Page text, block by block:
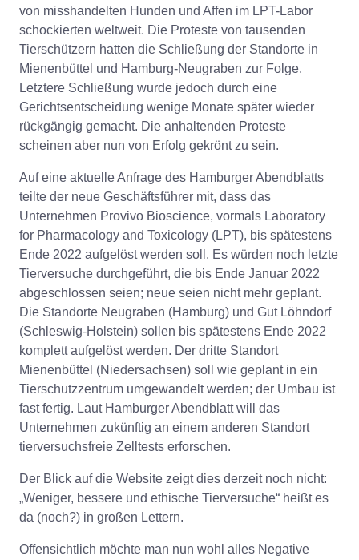
von misshandelten Hunden und Affen im LPT-Labor
schockierten weltweit. Die Proteste von tausenden
Tierschützern hatten die Schließung der Standorte in
Mienenbüttel und Hamburg-Neugraben zur Folge.
Letztere Schließung wurde jedoch durch eine
Gerichtsentscheidung wenige Monate später wieder
rückgängig gemacht. Die anhaltenden Proteste
scheinen aber nun von Erfolg gekrönt zu sein.
Auf eine aktuelle Anfrage des Hamburger Abendblatts
teilte der neue Geschäftsführer mit, dass das
Unternehmen Provivo Bioscience, vormals Laboratory
for Pharmacology and Toxicology (LPT), bis spätestens
Ende 2022 aufgelöst werden soll. Es würden noch letzte
Tierversuche durchgeführt, die bis Ende Januar 2022
abgeschlossen seien; neue seien nicht mehr geplant.
Die Standorte Neugraben (Hamburg) und Gut Löhndorf
(Schleswig-Holstein) sollen bis spätestens Ende 2022
komplett aufgelöst werden. Der dritte Standort
Mienenbüttel (Niedersachsen) soll wie geplant in ein
Tierschutzzentrum umgewandelt werden; der Umbau ist
fast fertig. Laut Hamburger Abendblatt will das
Unternehmen zukünftig an einem anderen Standort
tierversuchsfreie Zelltests erforschen.
Der Blick auf die Website zeigt dies derzeit noch nicht:
„Weniger, bessere und ethische Tierversuche“ heißt es
da (noch?) in großen Lettern.
Offensichtlich möchte man nun wohl alles Negative